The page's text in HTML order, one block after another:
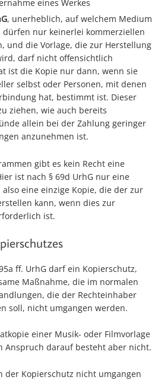
eines Werkes
, unerheblich, auf welchem Medium
dürfen nur keinerlei kommerziellen
und die Vorlage, die zur Herstellung
darf nicht offensichtlich
ist die Kopie nur dann, wenn sie
selbst oder Personen, mit denen
hat, bestimmt ist. Dieser
ziehen, wie auch bereits
allein bei der Zahlung geringer
anzunehmen ist.
gibt es kein Recht eine
ist nach § 69d UrhG nur eine
eine einzige Kopie, die der zur
kann, wenn dies zur
ist.
ff. UrhG darf ein Kopierschutz,
Maßnahme, die im normalen
die der Rechteinhaber
soll, nicht umgangen werden.
einer Musik- oder Filmvorlage
Anspruch darauf besteht aber nicht.
der Kopierschutz nicht umgangen